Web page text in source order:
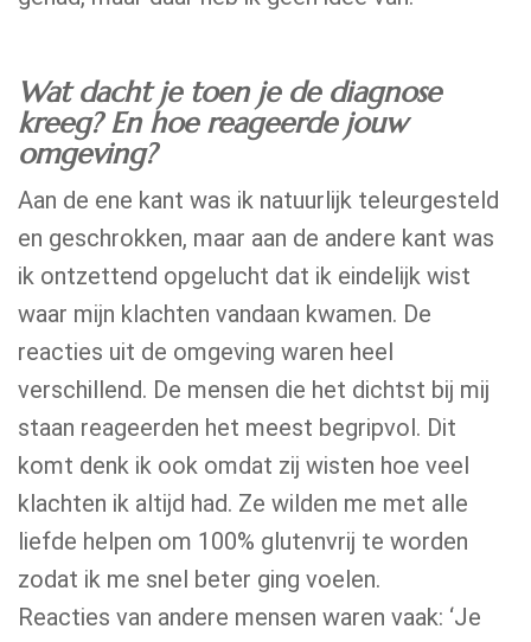
Wat dacht je toen je de diagnose
kreeg? En hoe reageerde jouw
omgeving?
Aan de ene kant was ik natuurlijk teleurgesteld
en geschrokken, maar aan de andere kant was
ik ontzettend opgelucht dat ik eindelijk wist
waar mijn klachten vandaan kwamen. De
reacties uit de omgeving waren heel
verschillend. De mensen die het dichtst bij mij
staan reageerden het meest begripvol. Dit
komt denk ik ook omdat zij wisten hoe veel
klachten ik altijd had. Ze wilden me met alle
liefde helpen om 100% glutenvrij te worden
zodat ik me snel beter ging voelen.
Reacties van andere mensen waren vaak: ‘Je